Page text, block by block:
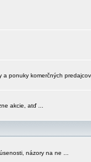
a ponuky komerčných predajcov
akcie, atď ...
názory na ne ...